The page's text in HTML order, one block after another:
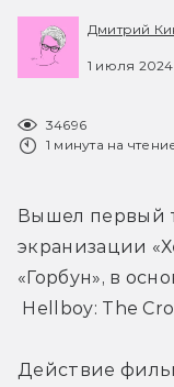
Дмитрий
1 июля 2024
34696
1 минута на
Вышел первый
экранизации
«Горбун», в
Hellboy: The
Действие